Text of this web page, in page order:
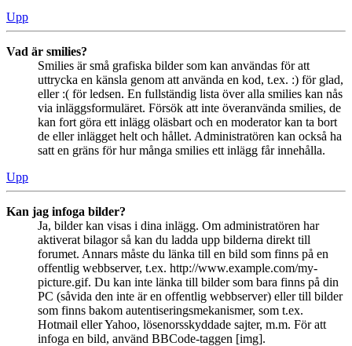
Upp
Vad är smilies?
Smilies är små grafiska bilder som kan användas för att
uttrycka en känsla genom att använda en kod, t.ex. :) för glad,
eller :( för ledsen. En fullständig lista över alla smilies kan nås
via inläggsformuläret. Försök att inte överanvända smilies, de
kan fort göra ett inlägg oläsbart och en moderator kan ta bort
de eller inlägget helt och hållet. Administratören kan också ha
satt en gräns för hur många smilies ett inlägg får innehålla.
Upp
Kan jag infoga bilder?
Ja, bilder kan visas i dina inlägg. Om administratören har
aktiverat bilagor så kan du ladda upp bilderna direkt till
forumet. Annars måste du länka till en bild som finns på en
offentlig webbserver, t.ex. http://www.example.com/my-
picture.gif. Du kan inte länka till bilder som bara finns på din
PC (såvida den inte är en offentlig webbserver) eller till bilder
som finns bakom autentiseringsmekanismer, som t.ex.
Hotmail eller Yahoo, lösenorsskyddade sajter, m.m. För att
infoga en bild, använd BBCode-taggen [img].